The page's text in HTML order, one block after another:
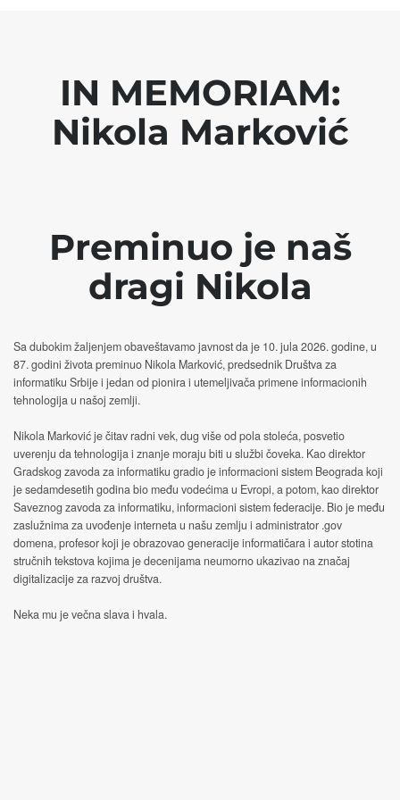
IN MEMORIAM:
Nikola Marković
Preminuo je naš
dragi Nikola
Sa dubokim žaljenjem obaveštavamo javnost da je 10. jula 2026. godine, u
87. godini života preminuo Nikola Marković, predsednik Društva za
informatiku Srbije i jedan od pionira i utemeljivača primene informacionih
tehnologija u našoj zemlji.
Nikola Marković je čitav radni vek, dug više od pola stoleća, posvetio
uverenju da tehnologija i znanje moraju biti u službi čoveka. Kao direktor
Gradskog zavoda za informatiku gradio je informacioni sistem Beograda koji
je sedamdesetih godina bio među vodećima u Evropi, a potom, kao direktor
Saveznog zavoda za informatiku, informacioni sistem federacije. Bio je među
zaslužnima za uvođenje interneta u našu zemlju i administrator .gov
domena, profesor koji je obrazovao generacije informatičara i autor stotina
stručnih tekstova kojima je decenijama neumorno ukazivao na značaj
digitalizacije za razvoj društva.
Neka mu je večna slava i hvala.